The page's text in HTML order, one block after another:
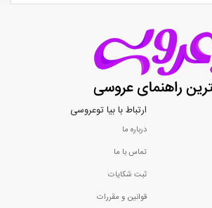
ارتباط با بیا توعروسی
درباره ما
تماس با ما
ثبت شکایات
قوانین و مقررات